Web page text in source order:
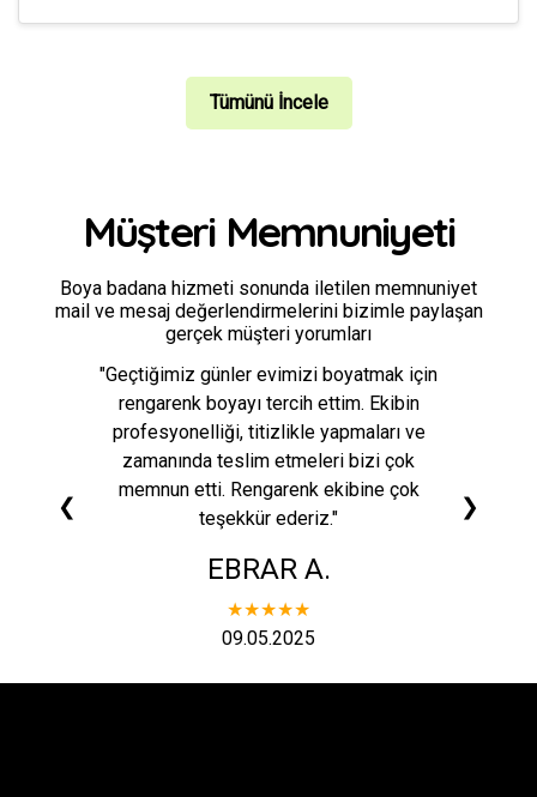
Tümünü İncele
Müşteri Memnuniyeti
Boya badana hizmeti sonunda iletilen memnuniyet
mail ve mesaj değerlendirmelerini bizimle paylaşan
gerçek müşteri yorumları
❮
"Geçtiğimiz günler evimizi boyatmak için
rengarenk boyayı tercih ettim. Ekibin
profesyonelliği, titizlikle yapmaları ve
zamanında teslim etmeleri bizi çok
memnun etti. Rengarenk ekibine çok
teşekkür ederiz."
EBRAR A.
★★★★★
09.05.2025
❯